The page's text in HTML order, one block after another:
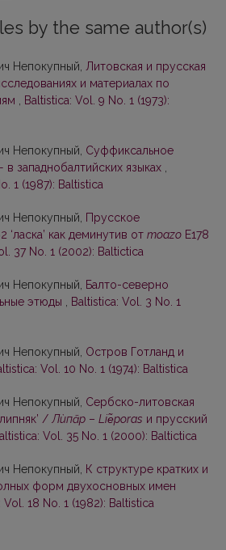
by the same author(s)
Непокупный, Литовская и прусская
и материалах по
Baltistica: Vol. 9 No. 1 (1973):
Непокупный, Суффиксальное
в западнобалтийских языках
1 (1987): Baltistica
Непокупный,
Прусское
‘ласка’ как деминутив от moazo E178
37 No. 1 (2002): Baltictica
Непокупный,
Балто-северно
этюды
Baltistica: Vol. 3 No. 1
Непокупный, Остров Готланд и
Vol. 10 No. 1 (1974): Baltistica
Непокупный, Сербско-литовская
/ Лѝпāр – Liе̃poras и прусский
Vol. 35 No. 1 (2000): Baltictica
Непокупный,
К структуре кратких и
форм двухосновных имен
Vol. 18 No. 1 (1982): Baltistica